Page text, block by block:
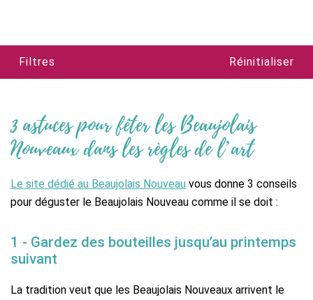
Filtres Réinitialiser
3 astuces pour fêter les Beaujolais
Nouveaux dans les règles de l’art
Le site dédié au Beaujolais Nouveau vous donne 3 conseils
pour déguster le Beaujolais Nouveau comme il se doit :
1 - Gardez des bouteilles jusqu’au printemps
suivant
La tradition veut que les Beaujolais Nouveaux arrivent le